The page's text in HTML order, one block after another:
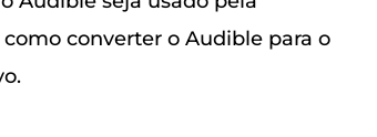
converter o Audible para o